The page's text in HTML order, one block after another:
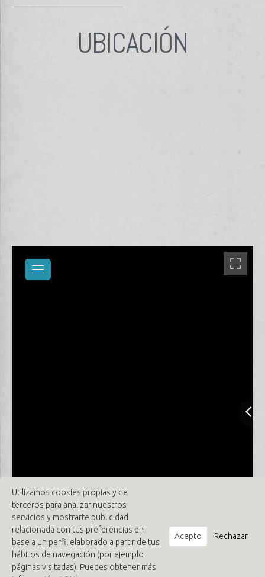
UBICACIÓN
Utilizamos cookies propias y de
terceros para analizar nuestros
servicios y mostrarte publicidad
relacionada con tus preferencias en
base a un perfil elaborado a partir de tus
hábitos de navegación (por ejemplo
páginas visitadas). Puedes obtener más
Acepto Rechazar